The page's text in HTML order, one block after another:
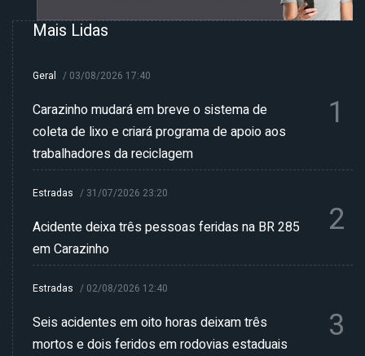
Mais Lidas
Geral / 03/08/2026 17:40
Carazinho mudará em breve o sistema de
coleta de lixo e criará programa de apoio aos
trabalhadores da reciclagem
1
Estradas / 31/07/2026 23:20
Acidente deixa três pessoas feridas na BR 285
em Carazinho
2
Estradas / 02/08/2026 12:40
Seis acidentes em oito horas deixam três
mortos e dois feridos em rodovias estaduais
3